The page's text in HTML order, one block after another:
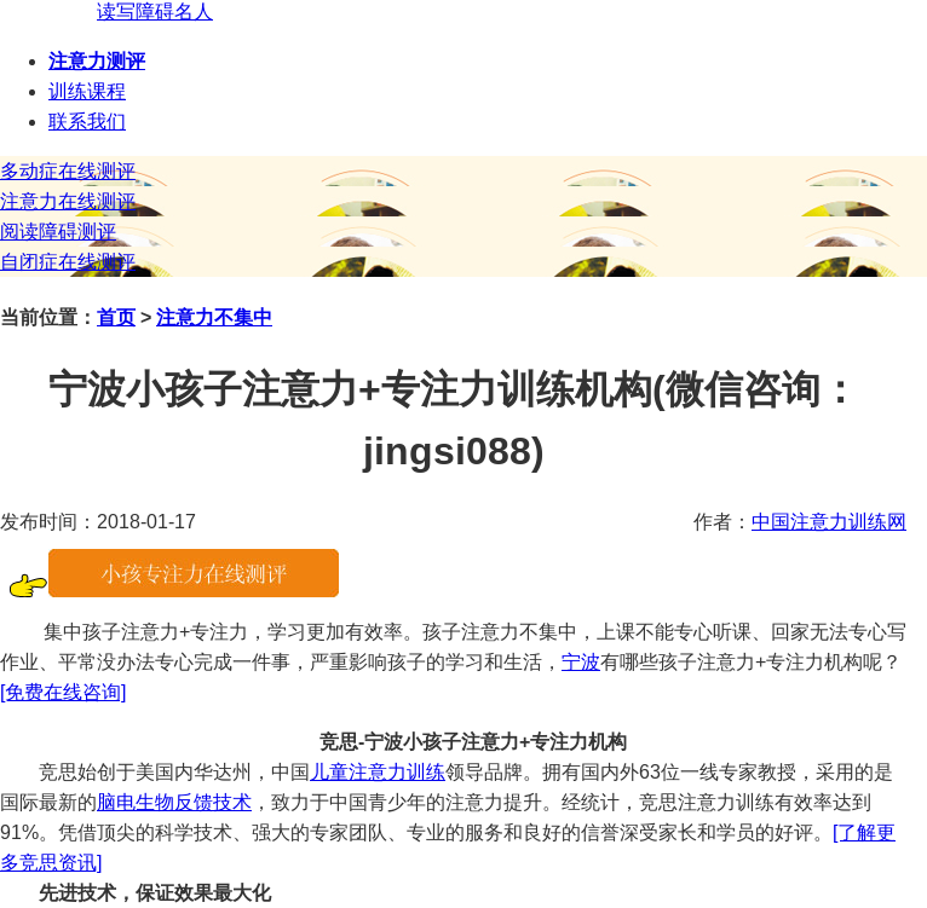
读写障碍名人
注意力测评
训练课程
联系我们
多动症在线测评
注意力在线测评
阅读障碍测评
自闭症在线测评
当前位置： 首页 > 注意力不集中
宁波小孩子注意力+专注力训练机构(微信咨询：
jingsi088)
作者： 中国注意力训练网
发布时间：2018-01-17
集中孩子注意力+专注力，学习更加有效率。孩子注意力不集中，上课不能专心听课、回家无法专心写
作业、平常没办法专心完成一件事，严重影响孩子的学习和生活， 宁波有哪些孩子注意力+专注力机构呢？
[免费在线咨询]
竞思-宁波小孩子注意力+专注力机构
竞思始创于美国内华达州，中国 儿童注意力训练领导品牌。拥有国内外63位一线专家教授，采用的是
国际最新的脑电生物反馈技术 ，致力于中国青少年的注意力提升。经统计，竞思注意力训练有效率达到
91%。凭借顶尖的科学技术、强大的专家团队、专业的服务和良好的信誉深受家长和学员的好评。
[了解更
多竞思资讯]
先进技术，保证效果最大化